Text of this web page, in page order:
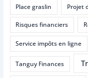
Place graslin Projet
Risques financiers
Service impôts en ligne
Tanguy Finances